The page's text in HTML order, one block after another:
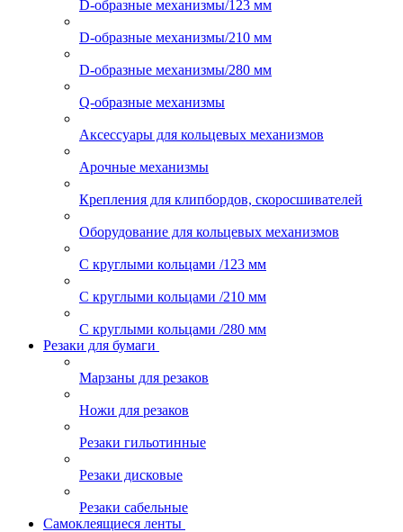
D-образные механизмы/123 мм
D-образные механизмы/210 мм
D-образные механизмы/280 мм
Q-образные механизмы
Аксессуары для кольцевых механизмов
Арочные механизмы
Крепления для клипбордов, скоросшивателей
Оборудование для кольцевых механизмов
С круглыми кольцами /123 мм
С круглыми кольцами /210 мм
С круглыми кольцами /280 мм
Резаки для бумаги
Марзаны для резаков
Ножи для резаков
Резаки гильотинные
Резаки дисковые
Резаки сабельные
Самоклеящиеся ленты